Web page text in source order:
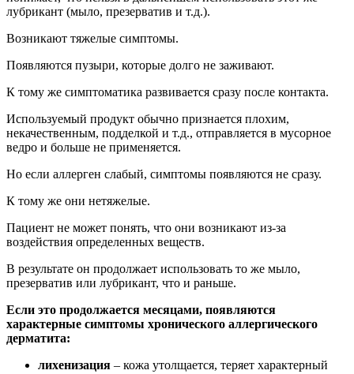
В результате он продолжает использовать то же мыло,
презерватив или лубрикант, что и раньше.
Если это продолжается месяцами, появляются
характерные симптомы хронического аллергического
дерматита:
лихенизация– кожа утолщается, теряет характерный
рисунок;
экскориации– множественные расчесы на коже из-за
постоянного зуда.
Как острый, так и хронический дерматит может быть
осложнен бактериальной инфекцией.
В этом случае появляется боль, покраснение, отек, гнойные
налёты или выделения.
Отличия аллергии от простого
контактного дерматита
Простой дерматит отличается от аллергического тем, что он
не является результатом иммунного ответа, а возникает